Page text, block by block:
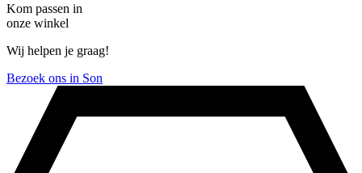
Kom passen in
onze winkel
Wij helpen je graag!
Bezoek ons in Son